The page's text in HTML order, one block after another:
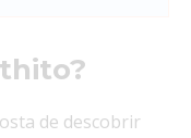
de descobrir